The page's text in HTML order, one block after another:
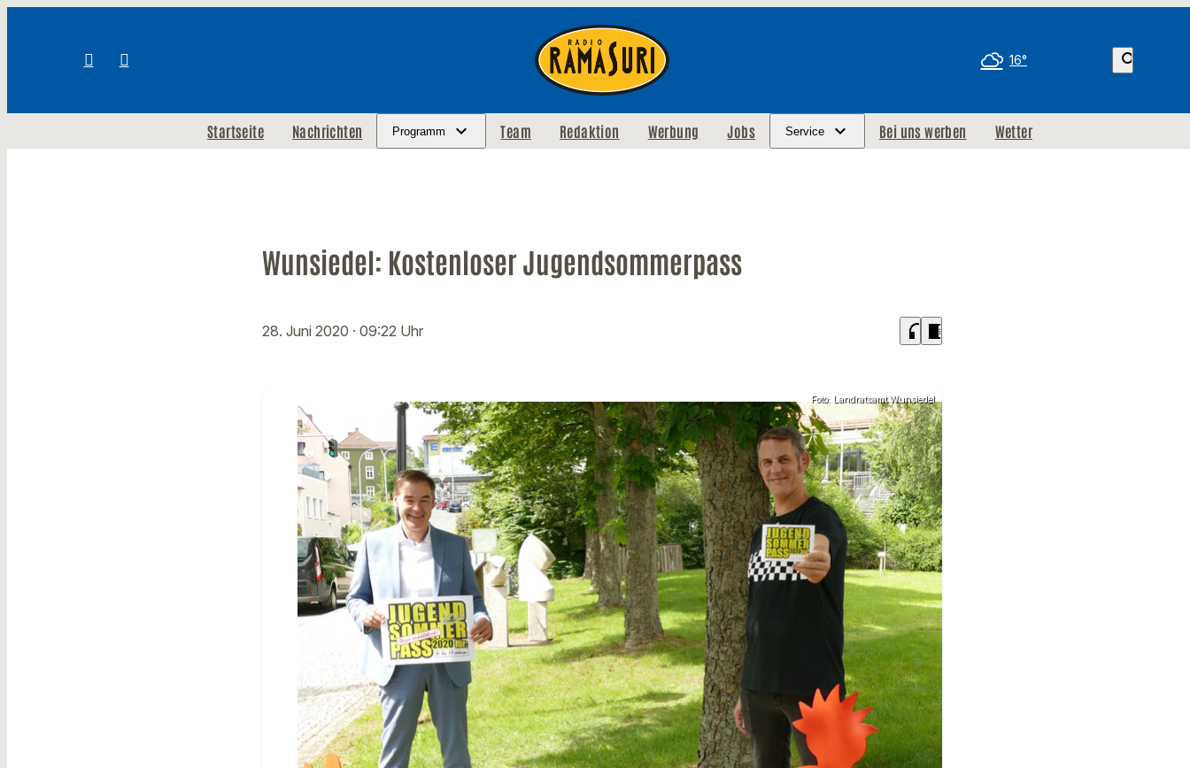
16° search
Startseite Nachrichten Programm Team Redaktion Werbung Jobs Service Bei uns werben Wetter
Wunsiedel: Kostenloser Jugendsommerpass
28. Juni 2020 · 09:22 Uhr headphones chrome_reader_mode
Foto: Landratsamt Wunsiedel